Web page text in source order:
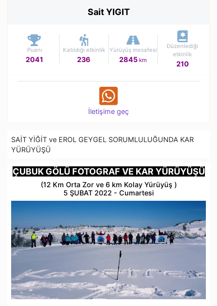
Sait YIGIT
Puanı
2041
Katıldığı etkinlik
236
Yürüyüş mesafesi
2845km
Düzenlediği
etkinlik
210
İletişime geç
SAİT YİĞİT ve EROL GEYGEL SORUMLULUĞUNDA KAR
YÜRÜYÜŞÜ
ÇUBUK GÖLÜ FOTOGRAF VE KAR YÜRÜYÜŞÜ
(12 Km Orta Zor ve 6 km Kolay Yürüyüş )
5 ŞUBAT 2022 - Cumartesi